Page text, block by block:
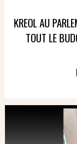
KREOL AU
TOUT LE